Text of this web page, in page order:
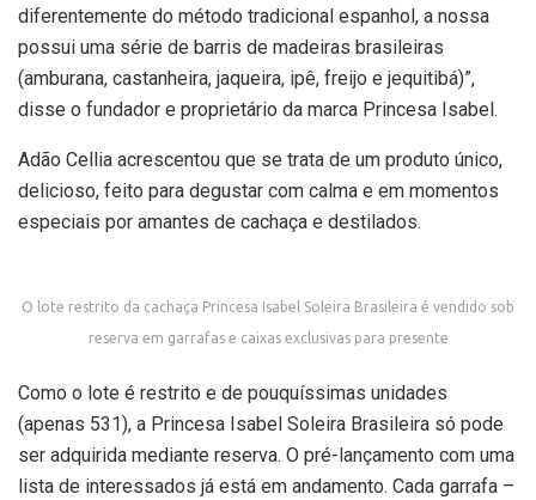
diferentemente do método tradicional espanhol, a nossa
possui uma série de barris de madeiras brasileiras
(amburana, castanheira, jaqueira, ipê, freijo e jequitibá)”,
disse o fundador e proprietário da marca Princesa Isabel.
Adão Cellia acrescentou que se trata de um produto único,
delicioso, feito para degustar com calma e em momentos
especiais por amantes de cachaça e destilados.
O lote restrito da cachaça Princesa Isabel Soleira Brasileira é vendido sob
reserva em garrafas e caixas exclusivas para presente
Como o lote é restrito e de pouquíssimas unidades
(apenas 531), a Princesa Isabel Soleira Brasileira só pode
ser adquirida mediante reserva. O pré-lançamento com uma
lista de interessados já está em andamento. Cada garrafa –